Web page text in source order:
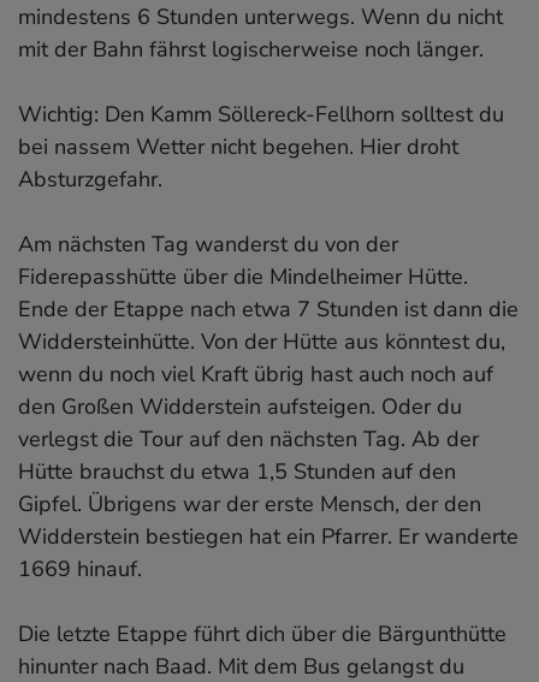
mindestens 6 Stunden unterwegs. Wenn du nicht
mit der Bahn fährst logischerweise noch länger.
Wichtig: Den Kamm Söllereck-Fellhorn solltest du
bei nassem Wetter nicht begehen. Hier droht
Absturzgefahr.
Am nächsten Tag wanderst du von der
Fiderepasshütte über die Mindelheimer Hütte.
Ende der Etappe nach etwa 7 Stunden ist dann die
Widdersteinhütte. Von der Hütte aus könntest du,
wenn du noch viel Kraft übrig hast auch noch auf
den Großen Widderstein aufsteigen. Oder du
verlegst die Tour auf den nächsten Tag. Ab der
Hütte brauchst du etwa 1,5 Stunden auf den
Gipfel. Übrigens war der erste Mensch, der den
Widderstein bestiegen hat ein Pfarrer. Er wanderte
1669 hinauf.
Die letzte Etappe führt dich über die Bärgunthütte
hinunter nach Baad. Mit dem Bus gelangst du